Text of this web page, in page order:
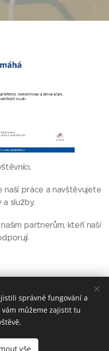
naší práce a navštěvujete
služby.
partnerům, kteří naší
správné fungování a
můžeme zajistit tu
vše